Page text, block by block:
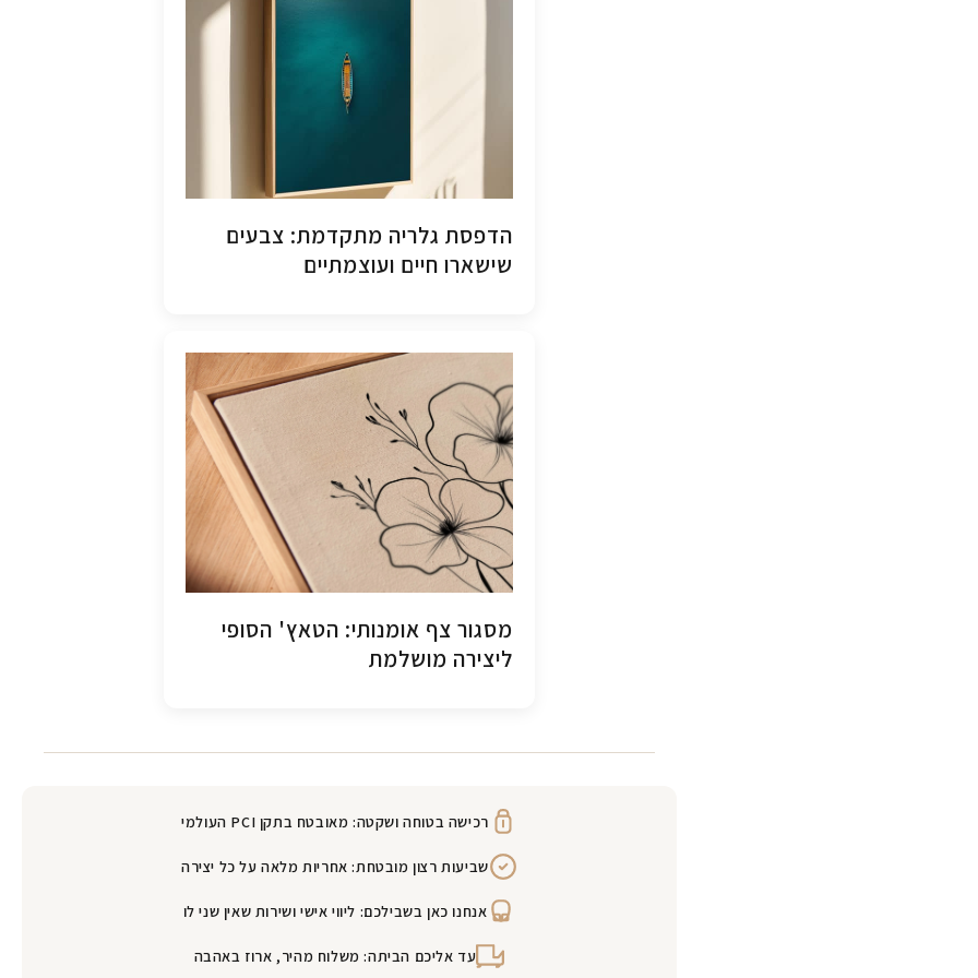
הדפסת גלריה מתקדמת: צבעים
שישארו חיים ועוצמתיים
מסגור צף אומנותי: הטאץ' הסופי
ליצירה מושלמת
רכישה בטוחה ושקטה: מאובטח בתקן PCI העולמי
שביעות רצון מובטחת: אחריות מלאה על כל יצירה
אנחנו כאן בשבילכם: ליווי אישי ושירות שאין שני לו
עד אליכם הביתה: משלוח מהיר, ארוז באהבה